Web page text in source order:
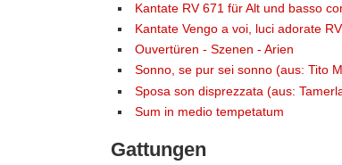
Kantate RV 671 für Alt und basso
Kantate Vengo a voi, luci adorate
Ouvertüren - Szenen - Arien
Sonno, se pur sei sonno (aus: Tito
Sposa son disprezzata (aus:
Sum in medio tempetatum
Gattungen